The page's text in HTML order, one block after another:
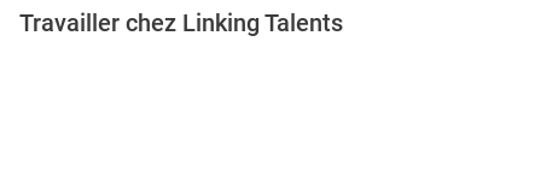
Travailler chez Linking Talents